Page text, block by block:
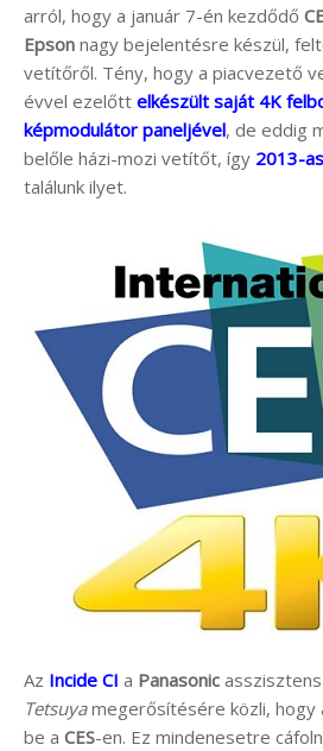
arról, hogy a január 7-én kezdődő
Epson nagy bejelentésre készül,
vetítőről. Tény, hogy a piacvezető
évvel ezelőtt elkészült saját 4K
képmodulátor paneljével, de eddig
belőle házi-mozi vetítőt, így 2013-
találunk ilyet.
Az Incide CI a Panasonic
Tetsuyamegerősítésére közli,
be a CES-en. Ez mindenesetre